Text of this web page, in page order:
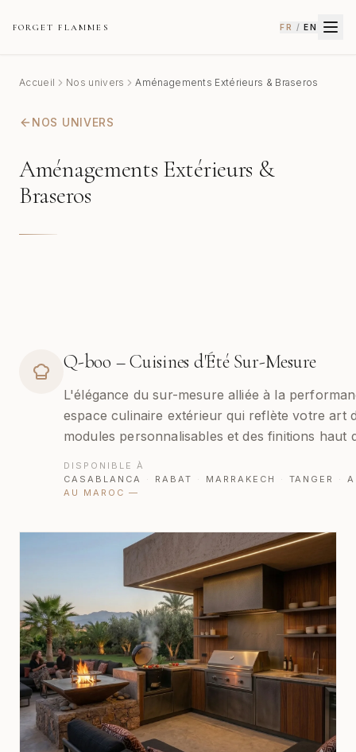
FORGET FLAMMES FR / EN
Accueil Nos univers Aménagements Extérieurs & Braseros
NOS UNIVERS
Aménagements Extérieurs &
Braseros
Q-boo – Cuisines d'Été Sur-Mesure
L'élégance du sur-mesure alliée à la
espace culinaire extérieur qui reflète votre art
modules personnalisables et des finitions haut
DISPONIBLE À
CASABLANCA
· RABAT · MARRAKECH · TANGER ·
AU MAROC —